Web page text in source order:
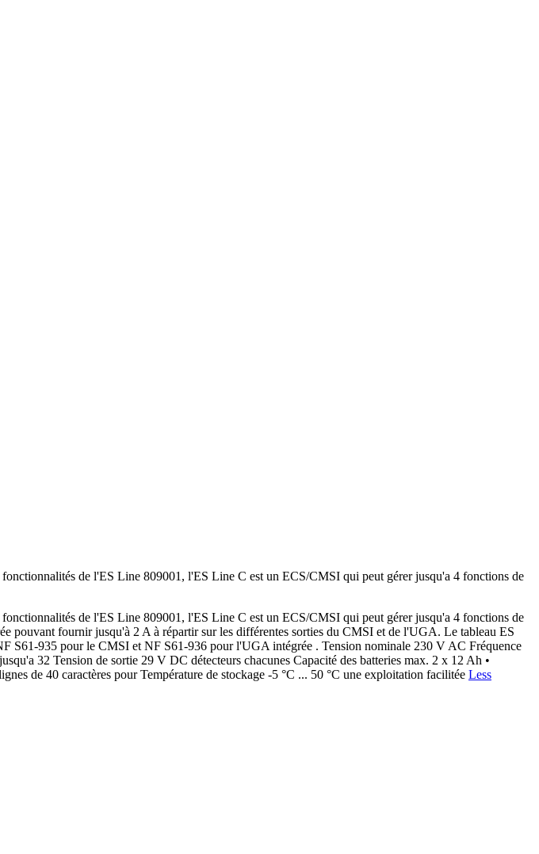
de l'ES Line 809001, l'ES Line C est un ECS/CMSI qui peut gérer jusqu'a 4 fonctions de
de l'ES Line 809001, l'ES Line C est un ECS/CMSI qui peut gérer jusqu'a 4 fonctions de
pouvant fournir jusqu'à 2 A à répartir sur les différentes sorties du CMSI et de l'UGA. Le tableau ES
S61-935 pour le CMSI et NF S61-936 pour l'UGA intégrée . Tension nominale 230 V AC Fréquence
32 Tension de sortie 29 V DC détecteurs chacunes Capacité des batteries max. 2 x 12 Ah •
de 40 caractères pour Température de stockage -5 °C ... 50 °C une exploitation facilitée Less